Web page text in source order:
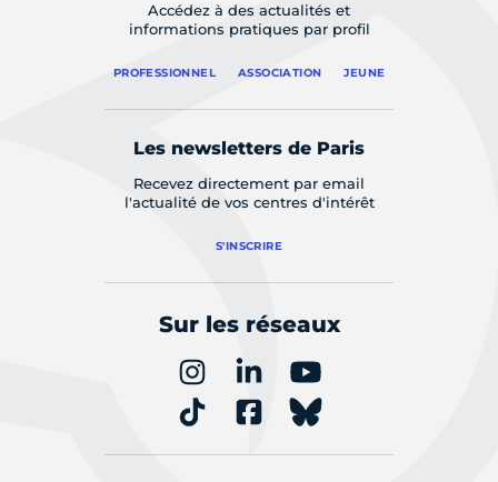
Accédez à des actualités et
informations pratiques par profil
PROFESSIONNEL ASSOCIATION JEUNE
Les newsletters de Paris
Recevez directement par email
l'actualité de vos centres d'intérêt
S'INSCRIRE
Sur les réseaux